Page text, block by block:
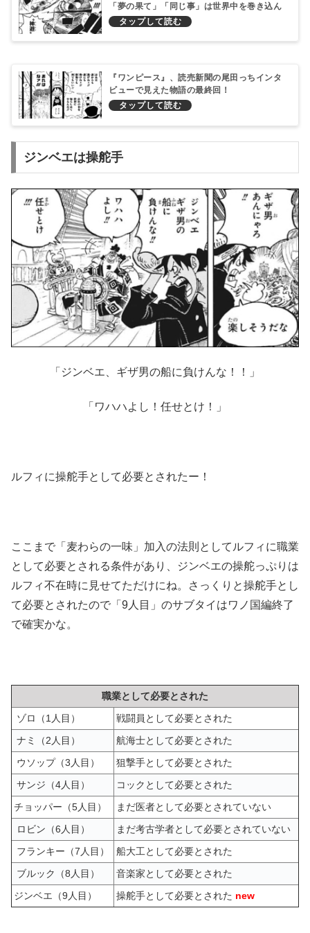
「夢の果て」「同じ事」は世界中を巻き込ん
だ宴会説を改めて述べる！
『ワンピース』、読売新聞の尾田っちインタ
ビューで見えた物語の最終回！
ジンベエは操舵手
「ジンベエ、ギザ男の船に負けんな！！」
「ワハハよし！任せとけ！」
ルフィに操舵手として必要とされたー！
ここまで「麦わらの一味」加入の法則としてルフィに職業
として必要とされる条件があり、ジンベエの操舵っぷりは
ルフィ不在時に見せてただけにね。さっくりと操舵手とし
て必要とされたので「9人目」のサブタイはワノ国編終了
で確実かな。
職業として必要とされた
ゾロ（1人目）
戦闘員として必要とされた
ナミ（2人目）
航海士として必要とされた
ウソップ（3人目）
狙撃手として必要とされた
サンジ（4人目）
コックとして必要とされた
チョッパー（5人目）
まだ医者として必要とされていない
ロビン（6人目）
まだ考古学者として必要とされていない
フランキー（7人目）
船大工として必要とされた
ブルック（8人目）
音楽家として必要とされた
ジンベエ（9人目）
操舵手として必要とされた new